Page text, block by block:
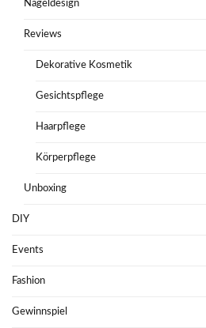
Nageldesign
Reviews
Dekorative Kosmetik
Gesichtspflege
Haarpflege
Körperpflege
Unboxing
DIY
Events
Fashion
Gewinnspiel